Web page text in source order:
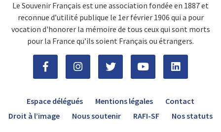
Le Souvenir Français est une association fondée en 1887 et
reconnue d’utilité publique le 1er février 1906 qui a pour
vocation d'honorer la mémoire de tous ceux qui sont morts
pour la France qu’ils soient Français ou étrangers.
Espace délégués Mentions légales
Contact
Droit à l’image
Nous soutenir RAFI-SF Nos statuts